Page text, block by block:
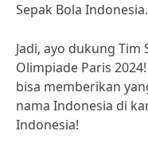
Sepak Bola Indonesia.
Jadi, ayo dukung Tim
Olimpiade Paris
bisa memberikan
nama Indonesia di
Indonesia!